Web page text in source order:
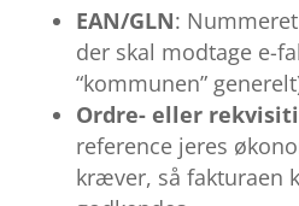
EAN/GLN:
der skal modtage e-
“kommunen”
Ordre- eller
reference jeres
kræver, så fakturaen